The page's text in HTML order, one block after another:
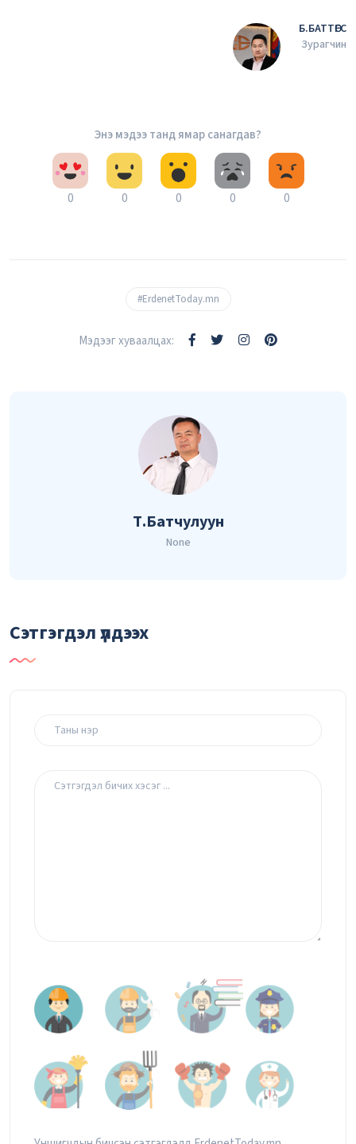
Б.БАТТӨГС
Зурагчин
Энэ мэдээ танд ямар санагдав?
0 0 0 0 0
#ErdenetToday.mn
Мэдээг хуваалцах:
Т.Батчулуун
None
Сэтгэгдэл үлдээх